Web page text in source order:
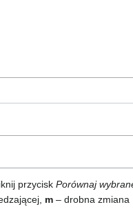
przycisk Porównaj
m – drobna zmiana